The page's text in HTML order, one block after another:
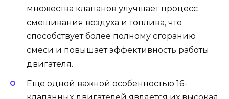
множества клапанов улучшает процесс
смешивания воздуха и топлива, что
способствует более полному сгоранию
смеси и повышает эффективность работы
двигателя.
Еще одной важной особенностью 16-